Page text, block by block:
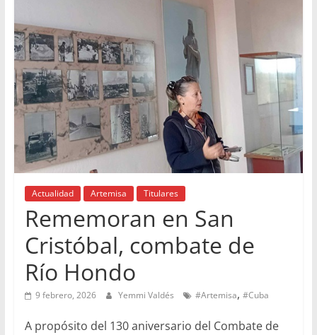
Actualidad Artemisa Titulares
Rememoran en San
Cristóbal, combate de
Río Hondo
9 febrero, 2026 Yemmi Valdés #Artemisa, #Cuba
A propósito del 130 aniversario del Combate de